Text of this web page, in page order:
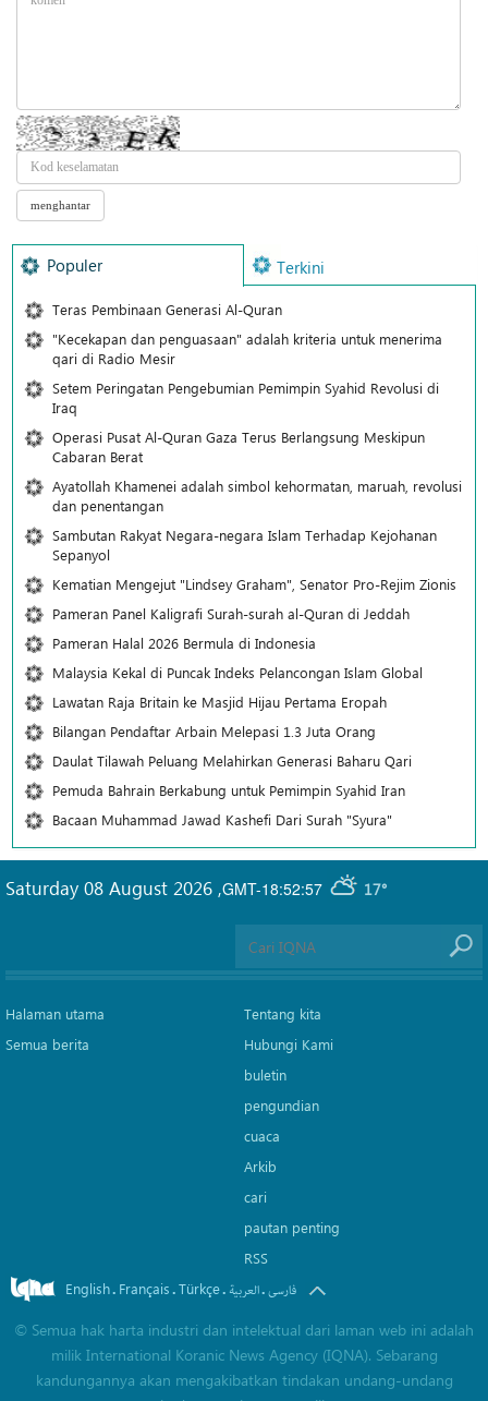
Populer Terkini
Teras Pembinaan Generasi Al-Quran
"Kecekapan dan penguasaan" adalah kriteria untuk menerima
qari di Radio Mesir
Setem Peringatan Pengebumian Pemimpin Syahid Revolusi di
Iraq
Operasi Pusat Al-Quran Gaza Terus Berlangsung Meskipun
Cabaran Berat
Ayatollah Khamenei adalah simbol kehormatan, maruah, revolusi
dan penentangan
Sambutan Rakyat Negara-negara Islam Terhadap Kejohanan
Sepanyol
Kematian Mengejut "Lindsey Graham", Senator Pro-Rejim Zionis
Pameran Panel Kaligrafi Surah-surah al-Quran di Jeddah
Pameran Halal 2026 Bermula di Indonesia
Malaysia Kekal di Puncak Indeks Pelancongan Islam Global
Lawatan Raja Britain ke Masjid Hijau Pertama Eropah
Bilangan Pendaftar Arbain Melepasi 1.3 Juta Orang
Daulat Tilawah Peluang Melahirkan Generasi Baharu Qari
Pemuda Bahrain Berkabung untuk Pemimpin Syahid Iran
Bacaan Muhammad Jawad Kashefi Dari Surah "Syura"
GMT-18:52:57 17°
Saturday 08 August 2026 ,
Halaman utama
Semua berita
Tentang kita
Hubungi Kami
buletin
pengundian
cuaca
Arkib
cari
pautan penting
RSS
English. Français.Türkçe. العربیة.فارسی
© Semua hak harta industri dan intelektual dari laman web ini adalah
milik International Koranic News Agency (IQNA). Sebarang
kandungannya akan mengakibatkan tindakan undang-undang